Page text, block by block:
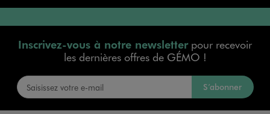
Inscrivez-vous à notre newsletterpour recevoir
les dernières offres de GÉMO !
S’abonner